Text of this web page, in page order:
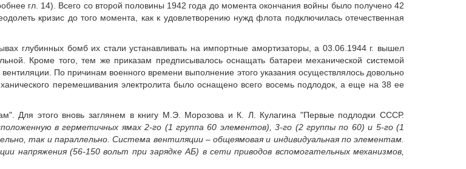
гл. 14). Всего со второй половины 1942 года до момента окончания войны было получено 42
кризис до того момента, как к удовлетворению нужд флота подключилась отечественная
глубинных бомб их стали устанавливать на импортные амортизаторы, а 03.06.1944 г. вышел
Кроме того, тем же приказам предписывалось оснащать батареи механической системой
По причинам военного времени выполнение этого указания осуществлялось довольно
перемешивания электролита было оснащено всего восемь подлодок, а еще на 38 ее
Для этого вновь заглянем в книгу М.Э. Морозова и К. Л. Кулагина "Первые подлодки СССР.
в герметичных ямах 2-го (1 группа 60 элементов), 3-го (2 группы по 60) и 5-го (1
так и параллельно. Система вентиляции – общеямовая и индивидуальная по элементам.
напряжения (56-150 вольт при зарядке АБ) в сети приводов вспомогательных механизмов,